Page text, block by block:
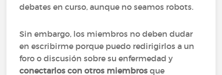
debates en curso, aunque no seamos robots.
Sin embargo, los miembros no deben dudar
en escribirme porque puedo redirigirlos a un
foro o discusión sobre su enfermedad y
conectarlos con otros miembros que